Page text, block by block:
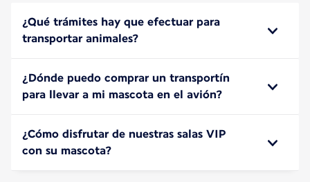
¿Qué trámites hay que efectuar para
transportar animales?
¿Dónde puedo comprar un transportín
para llevar a mi mascota en el avión?
¿Cómo disfrutar de nuestras salas VIP
con su mascota?